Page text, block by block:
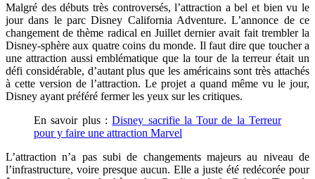
Malgré des débuts très controversés, l’attraction a bel et bien vu le
jour dans le parc Disney California Adventure. L’annonce de ce
changement de thème radical en Juillet dernier avait fait trembler la
Disney-sphère aux quatre coins du monde. Il faut dire que toucher a
une attraction aussi emblématique que la tour de la terreur était un
défi considérable, d’autant plus que les américains sont très attachés
à cette version de l’attraction. Le projet a quand même vu le jour,
Disney ayant préféré fermer les yeux sur les critiques.
En savoir plus :Disney sacrifie la Tour de la Terreur
pour y faire une attraction Marvel
L’attraction n’a pas subi de changements majeurs au niveau de
l’infrastructure, voire presque aucun. Elle a juste été redécorée pour